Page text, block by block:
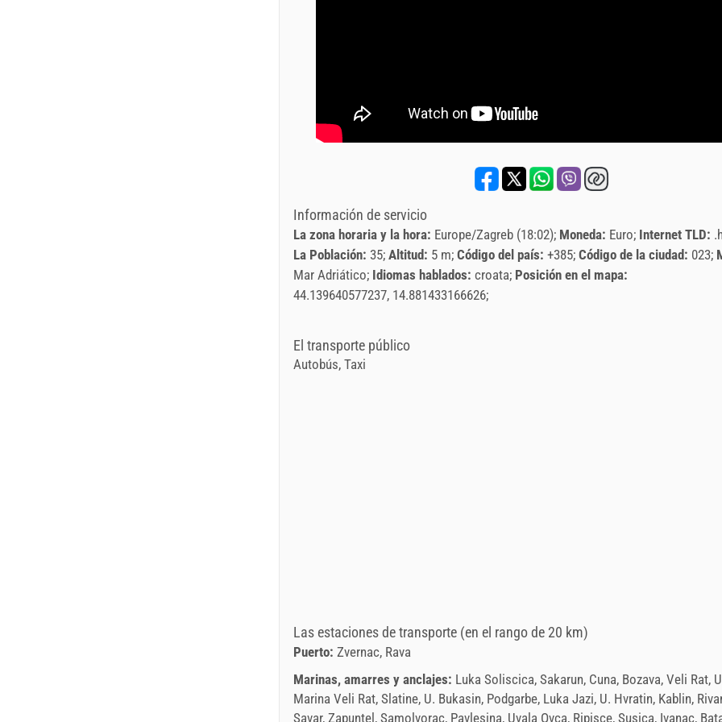
Información de servicio
La zona horaria y la hora: Europe/Zagreb (18:02) Moneda: Euro Internet TLD:
La Población: 35 Altitud: 5 m Código del país: +385 Código de la ciudad: 023
Mar Adriático Idiomas hablados: croata Posición en el mapa:
44.139640577237, 14.881433166626
El transporte público
Autobús, Taxi
Las estaciones de transporte (en el rango de 20 km)
Puerto: Zvernac, Rava
Marinas, amarres y anclajes: Luka Soliscica, Sakarun, Cuna, Bozava, Veli Rat,
Marina Veli Rat, Slatine, U. Bukasin, Podgarbe, Luka Jazi, U. Hvratin, Kablin,
Savar, Zapuntel, Samolvorac, Pavlesina, Uvala Ovca, Ripisce, Susica, Ivanac,